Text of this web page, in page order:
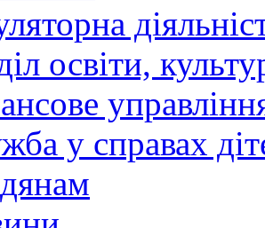
освіти,
у справах